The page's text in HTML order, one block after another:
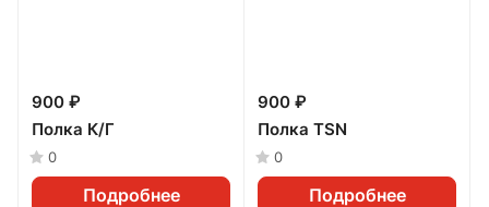
900 ₽
Полка К/Г
0
Подробнее
900 ₽
Полка TSN
0
Подробнее